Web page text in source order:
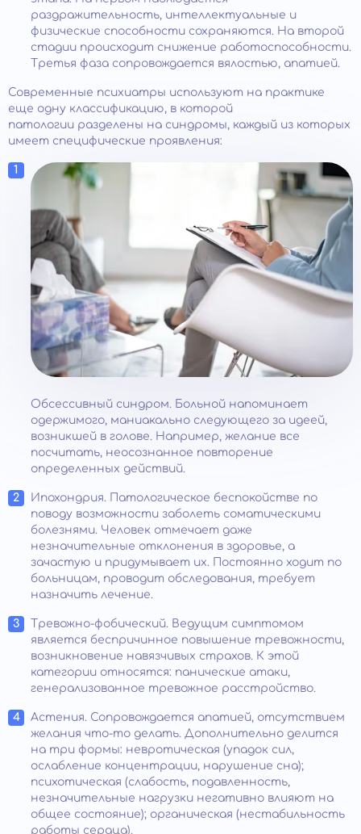
раздражительность, интеллектуальные и
физические способности сохраняются. На второй
стадии происходит снижение работоспособности.
Третья фаза сопровождается вялостью, апатией.
Современные психиатры используют на практике
еще одну классификацию, в которой
патологии разделены на синдромы, каждый из которых
имеет специфические проявления:
Обсессивный синдром. Больной напоминает
одержимого, маниакально следующего за идеей,
возникшей в голове. Например, желание все
посчитать, неосознанное повторение
определенных действий.
Ипохондрия. Патологическое беспокойстве по
поводу возможности заболеть соматическими
болезнями. Человек отмечает даже
незначительные отклонения в здоровье, а
зачастую и придумывает их. Постоянно ходит по
больницам, проводит обследования, требует
назначить лечение.
Тревожно-фобический. Ведущим симптомом
является беспричинное повышение тревожности,
возникновение навязчивых страхов. К этой
категории относятся: панические атаки,
генерализованное тревожное расстройство.
Астения. Сопровождается апатией, отсутствием
желания что-то делать. Дополнительно делится
на три формы: невротическая (упадок сил,
ослабление концентрации, нарушение сна);
психотическая (слабость, подавленность,
незначительные нагрузки негативно влияют на
общее состояние); органическая (нестабильность
работы сердца).